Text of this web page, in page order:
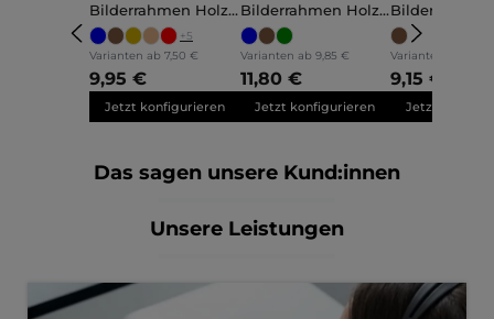
Bilderrahmen Holz
Ava
+5
Varianten ab 7,50 €
9,95 €
Jetzt konfigurieren
Bilderrahmen Holz
Annelie
Varianten ab 9,85 €
11,80 €
Jetzt konfigurieren
Martha
Varianten ab
9,15 €
Jetzt
Das sagen unsere Kund:innen
Unsere Leistungen